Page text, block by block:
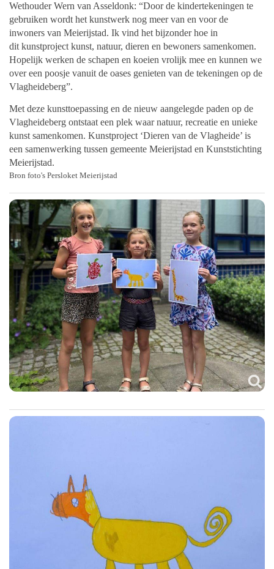
Wethouder Wern van Asseldonk: “Door de kindertekeningen te
gebruiken wordt het kunstwerk nog meer van en voor de
inwoners van Meierijstad. Ik vind het bijzonder hoe in
dit kunstproject kunst, natuur, dieren en bewoners samenkomen.
Hopelijk werken de schapen en koeien vrolijk mee en kunnen we
over een poosje vanuit de oases genieten van de tekeningen op de
Vlagheideberg”.
Met deze kunsttoepassing en de nieuw aangelegde paden op de
Vlagheideberg ontstaat een plek waar natuur, recreatie en unieke
kunst samenkomen. Kunstproject ‘Dieren van de Vlagheide’ is
een samenwerking tussen gemeente Meierijstad en Kunststichting
Meierijstad.
Bron foto's Persloket Meierijstad